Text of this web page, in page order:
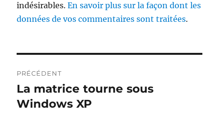
indésirables.En savoir plus sur la façon dont les
données de vos commentaires sont traitées.
de
l’article
PRÉCÉDENT
Publication
précédente :
La matrice tourne sous
Windows XP